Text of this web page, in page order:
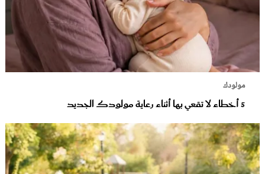
مولودك
5 أخطاء لا تقعي بها أثناء رعاية مولودك الجديد